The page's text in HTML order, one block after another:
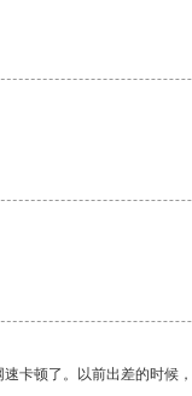
顿了。以前出差的时候